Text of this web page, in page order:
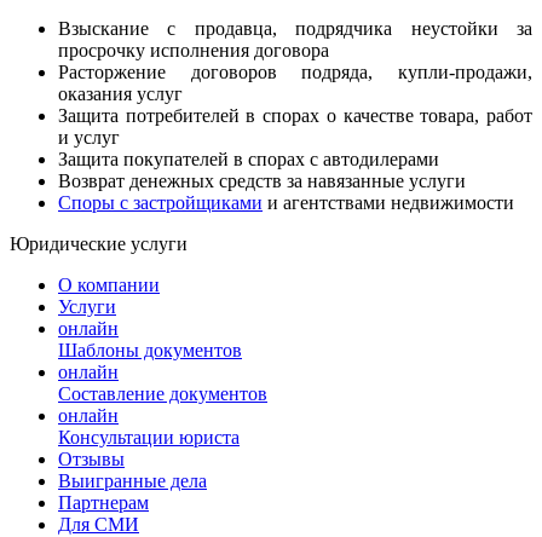
Взыскание с продавца, подрядчика неустойки за
просрочку исполнения договора
Расторжение договоров подряда, купли-продажи,
оказания услуг
Защита потребителей в спорах о качестве товара, работ
и услуг
Защита покупателей в спорах с автодилерами
Возврат денежных средств за навязанные услуги
Споры с застройщиками и агентствами недвижимости
Юридические услуги
О компании
Услуги
онлайн
Шаблоны документов
онлайн
Составление документов
онлайн
Консультации юриста
Отзывы
Выигранные дела
Партнерам
Для СМИ